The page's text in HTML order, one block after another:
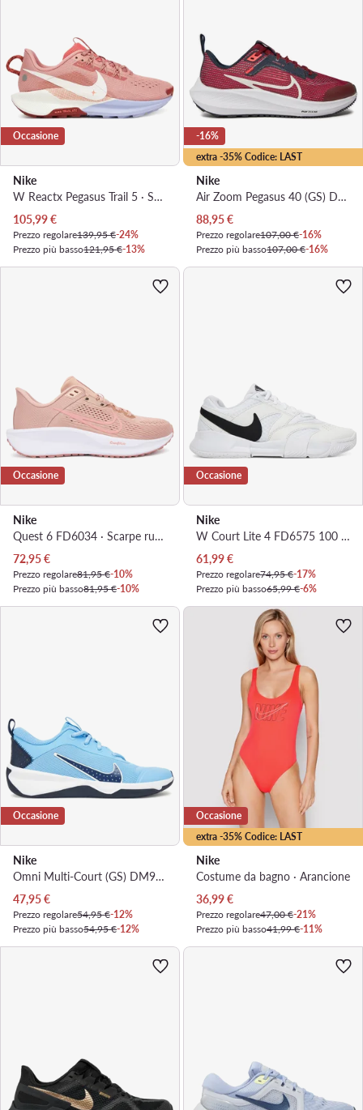
Occasione
Nike
W Reactx Pegasus Trail 5 · Scarpe running
Prezzo attuale
105,99€
Prezzo regolare139,95 €-24%
Prezzo più basso121,95 €-13%
extra -35% Codice: LAST
-16%
Nike
Air Zoom Pegasus 40 (GS) DX2498 009 · Scarpe running
Prezzo attuale
88,95€
Prezzo regolare107,00 €-16%
Prezzo più basso107,00 €-16%
Occasione
Nike
Quest 6 FD6034 · Scarpe running
Prezzo attuale
72,95€
Prezzo regolare81,95 €-10%
Prezzo più basso81,95 €-10%
Occasione
Nike
W Court Lite 4 FD6575 100 · Scarpe da tennis
Prezzo attuale
61,99€
Prezzo regolare74,95 €-17%
Prezzo più basso65,99 €-6%
Occasione
Nike
Omni Multi-Court (GS) DM9027 405 · Scarpe indoor
Prezzo attuale
47,95€
Prezzo regolare54,95 €-12%
Prezzo più basso54,95 €-12%
extra -35% Codice: LAST
Occasione
Nike
Costume da bagno · Arancione
Prezzo attuale
36,99€
Prezzo regolare47,00 €-21%
Prezzo più basso41,99 €-11%